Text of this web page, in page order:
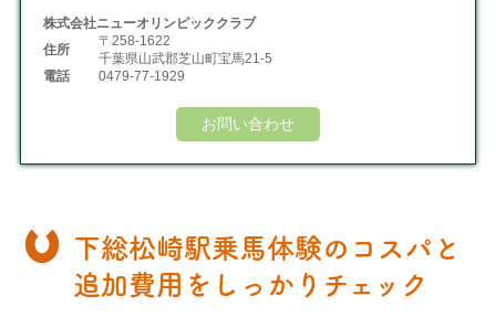
株式会社ニューオリンピッククラブ
住所
〒258-1622
千葉県山武郡芝山町宝馬21-5
電話
0479-77-1929
お問い合わせ
下総松崎駅乗馬体験のコスパと
追加費用をしっかりチェック